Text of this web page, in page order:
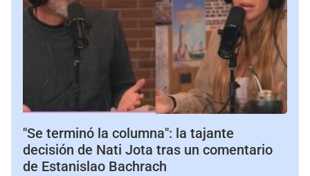
"Se terminó la columna": la tajante
decisión de Nati Jota tras un comentario
de Estanislao Bachrach